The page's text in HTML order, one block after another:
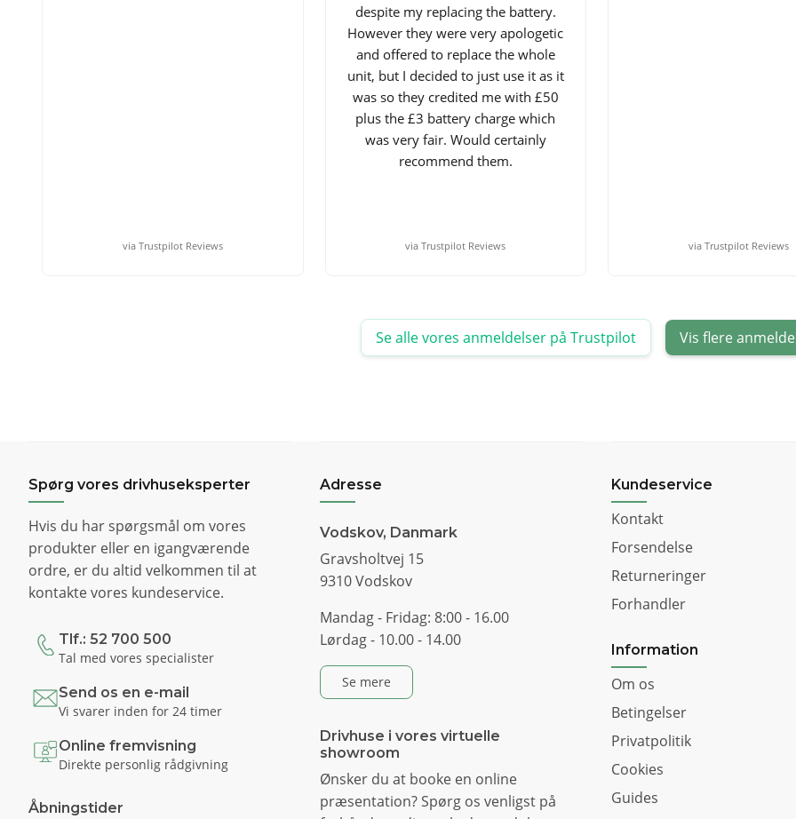
via Trustpilot Reviews
despite my replacing the battery.
However they were very apologetic
and offered to replace the whole
unit, but I decided to just use it as it
was so they credited me with £50
plus the £3 battery charge which
was very fair. Would certainly
recommend them.
via Trustpilot Reviews via Trustpilot Reviews
Se alle vores anmeldelser på Trustpilot Vis flere
Spørg vores drivhuseksperter
Hvis du har spørgsmål om vores
produkter eller en igangværende
ordre, er du altid velkommen til at
kontakte vores kundeservice.
Tlf.: 52 700 500
Tal med vores specialister
Send os en e-mail
Vi svarer inden for 24 timer
Online fremvisning
Direkte personlig rådgivning
Åbningstider
Adresse
Vodskov, Danmark
Gravsholtvej 15
9310 Vodskov
Mandag - Fridag: 8:00 - 16.00
Lørdag - 10.00 - 14.00
Se mere
Drivhuse i vores virtuelle
showroom
Ønsker du at booke en online
præsentation? Spørg os venligst på
Kundeservice
Kontakt
Forsendelse
Returneringer
Forhandler
Information
Om os
Betingelser
Privatpolitik
Cookies
Guides